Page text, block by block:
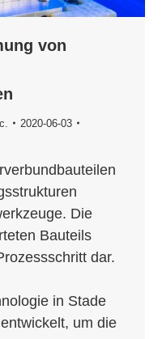
von
2020-06-03
Die
Bauteils
dar.
in Stade
um die